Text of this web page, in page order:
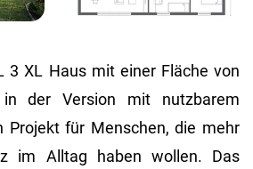
3 XL Haus mit einer Fläche von
der Version mit nutzbarem
Projekt für Menschen, die mehr
im Alltag haben wollen. Das